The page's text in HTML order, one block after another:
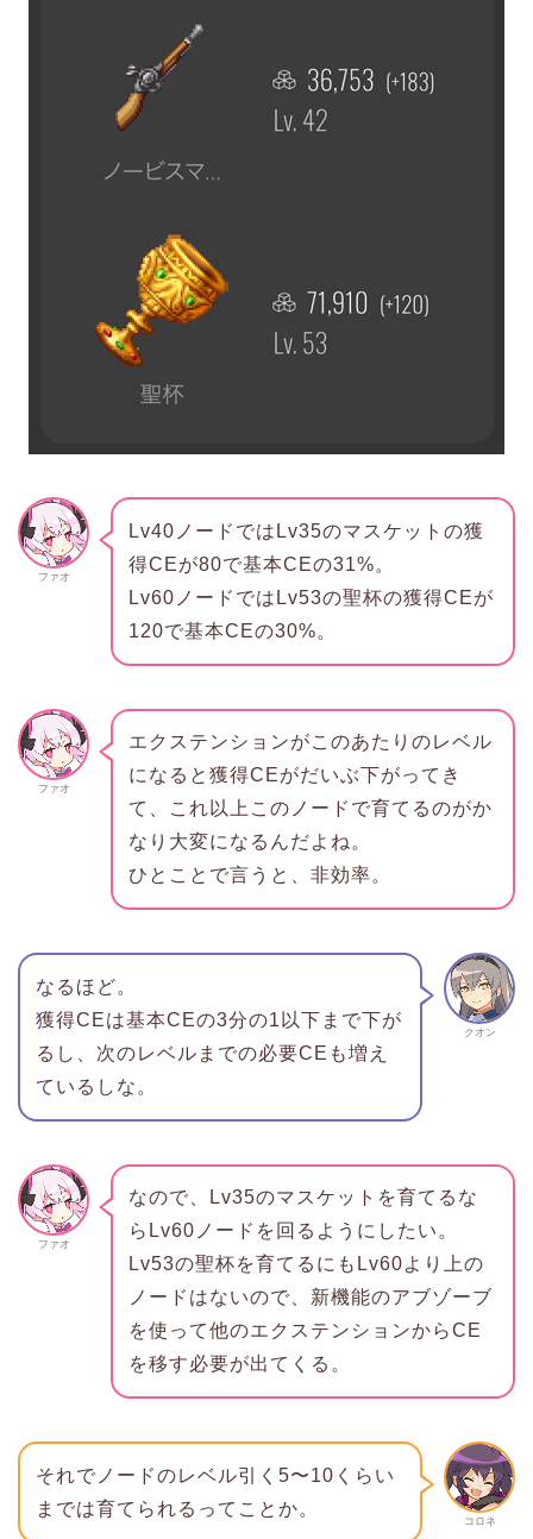
ファオ
Lv40ノードではLv35のマスケットの獲
得CEが80で基本CEの31%。
Lv60ノードではLv53の聖杯の獲得CEが
120で基本CEの30%。
ファオ
エクステンションがこのあたりのレベル
になると獲得CEがだいぶ下がってき
て、これ以上このノードで育てるのがか
なり大変になるんだよね。
ひとことで言うと、非効率。
クオン
なるほど。
獲得CEは基本CEの3分の1以下まで下が
るし、次のレベルまでの必要CEも増え
ているしな。
ファオ
なので、Lv35のマスケットを育てるな
らLv60ノードを回るようにしたい。
Lv53の聖杯を育てるにもLv60より上の
ノードはないので、新機能のアブゾーブ
を使って他のエクステンションからCE
を移す必要が出てくる。
コロネ
それでノードのレベル引く5〜10くらい
までは育てられるってことか。